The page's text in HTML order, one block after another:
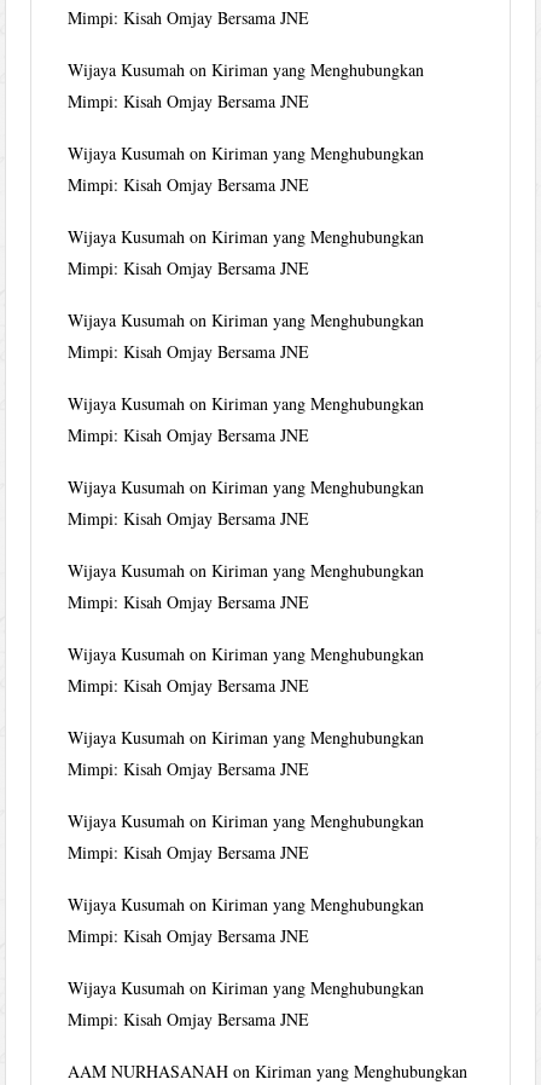
Mimpi: Kisah Omjay Bersama JNE
Wijaya Kusumah onKiriman yang Menghubungkan
Mimpi: Kisah Omjay Bersama JNE
Wijaya Kusumah onKiriman yang Menghubungkan
Mimpi: Kisah Omjay Bersama JNE
Wijaya Kusumah onKiriman yang Menghubungkan
Mimpi: Kisah Omjay Bersama JNE
Wijaya Kusumah onKiriman yang Menghubungkan
Mimpi: Kisah Omjay Bersama JNE
Wijaya Kusumah onKiriman yang Menghubungkan
Mimpi: Kisah Omjay Bersama JNE
Wijaya Kusumah onKiriman yang Menghubungkan
Mimpi: Kisah Omjay Bersama JNE
Wijaya Kusumah onKiriman yang Menghubungkan
Mimpi: Kisah Omjay Bersama JNE
Wijaya Kusumah onKiriman yang Menghubungkan
Mimpi: Kisah Omjay Bersama JNE
Wijaya Kusumah onKiriman yang Menghubungkan
Mimpi: Kisah Omjay Bersama JNE
Wijaya Kusumah onKiriman yang Menghubungkan
Mimpi: Kisah Omjay Bersama JNE
Wijaya Kusumah onKiriman yang Menghubungkan
Mimpi: Kisah Omjay Bersama JNE
Wijaya Kusumah onKiriman yang Menghubungkan
Mimpi: Kisah Omjay Bersama JNE
AAM NURHASANAH onKiriman yang Menghubungkan